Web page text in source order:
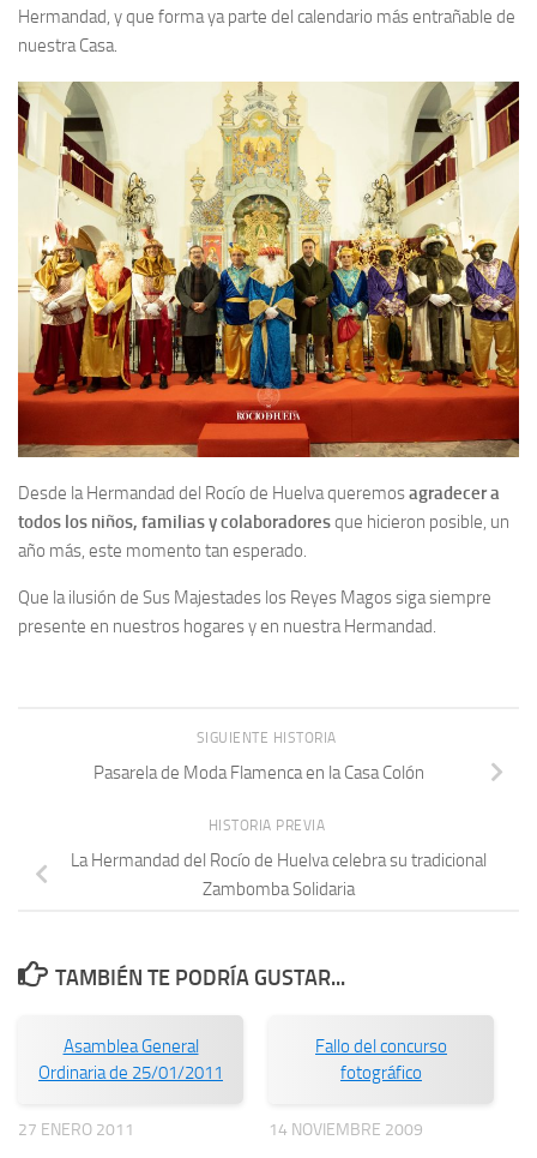
Hermandad, y que forma ya parte del calendario más entrañable de
nuestra Casa.
Desde la Hermandad del Rocío de Huelva queremosagradecer a
todos los niños, familias y colaboradoresque hicieron posible, un
año más, este momento tan esperado.
Que la ilusión de Sus Majestades los Reyes Magos siga siempre
presente en nuestros hogares y en nuestra Hermandad.
SIGUIENTE HISTORIA
Pasarela de Moda Flamenca en la Casa Colón
HISTORIA PREVIA
La Hermandad del Rocío de Huelva celebra su tradicional
Zambomba Solidaria
TAMBIÉN TE PODRÍA GUSTAR...
Asamblea General
Ordinaria de 25/01/2011
27 ENERO 2011
Fallo del concurso
fotográfico
14 NOVIEMBRE 2009